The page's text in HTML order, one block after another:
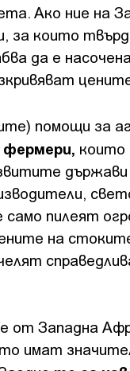
Ако ние на
за които
да е
помощи за
които
пилеят
на
от Западна
имат